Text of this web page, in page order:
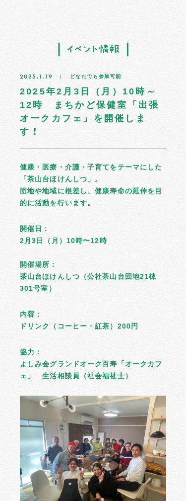
トップ
住民だより
イベント情報
募集掲示板
茶山のひと
まちの記憶
2025.1.19 どなたでも参加可能
2025年2月3日（月）10時～
12時 まちかど保健室「出張
オークカフェ」を開催しま
す！
健康・医療・介護・子育てをテーマにした
「茶山台ほけんしつ」。
団地や地域に根差し、健康寿命の延伸を目
的に活動を行います。
開催日：
2月3日（月）10時〜12時
開催場所：
茶山台ほけんしつ（公社茶山台団地21棟
301号室）
内容：
ドリンク（コーヒー・紅茶）200円
協力：
よしみ会グランドオーク百寿「オークカフ
ェ」 生活相談員（社会福祉士）